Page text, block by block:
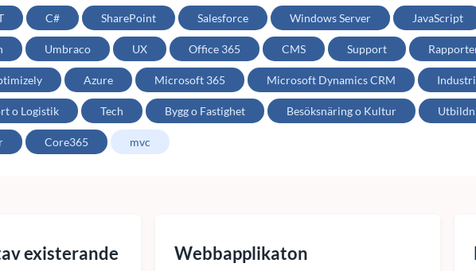
C# SharePoint Salesforce Windows Server JavaScript
Umbraco UX Office 365 CMS Support
Azure Microsoft 365 Microsoft Dynamics CRM
o Logistik Tech Bygg o Fastighet Besöksnäring o Kultur
Core365 mvc
existerande
Webbapplikaton